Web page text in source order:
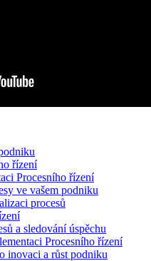
řízení
Procesního řízení
ve vašem podniku
procesů
a sledování úspěchu
Procesního řízení
inovaci a růst podniku